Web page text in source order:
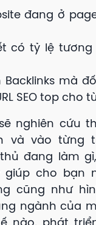
đang ở
có tỷ lệ
Backlinks mà
SEO top cho
nghiên cứu
và vào từng
đang làm
giúp cho bạn
cũng như
ngành của